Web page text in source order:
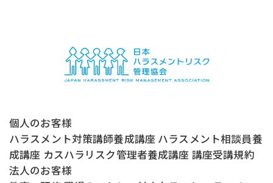
個人のお客様
ハラスメント対策講師養成講座 ハラスメント相談員養
成講座 カスハラリスク管理者養成講座 講座受講規約
法人のお客様